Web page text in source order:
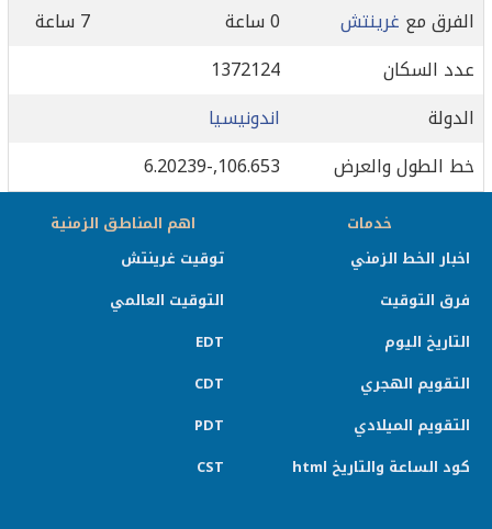
الفرق مع غرينتش 0 ساعة
7 ساعة
عدد السكان
1372124
الدولة
اندونيسيا
خط الطول والعرض
106.653,-6.20239
خدمات
اخبار الخط الزمني
فرق التوقيت
التاريخ اليوم
التقويم الهجري
التقويم الميلادي
كود الساعة والتاريخ html
اهم المناطق الزمنية
توقيت غرينتش
التوقيت العالمي
EDT
CDT
PDT
CST